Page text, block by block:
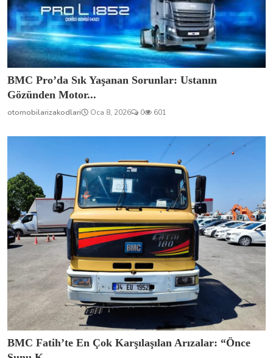
BMC Pro’da Sık Yaşanan Sorunlar: Ustanın
Gözünden Motor...
otomobilarizakodlari Oca 8, 2026 0 601
BMC Fatih’te En Çok Karşılaşılan Arızalar: “Önce